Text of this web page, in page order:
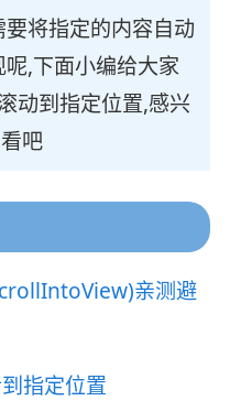
将指定的内容自动
,下面小编给大家
动到指定位置,感兴
吧
亲测避
指定位置